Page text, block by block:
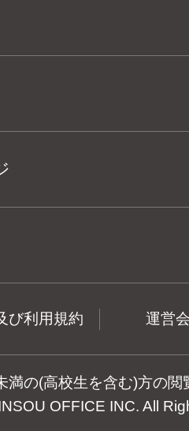
び利用規約 運営
の(高校生を含む)方の閲
OFFICE INC. All